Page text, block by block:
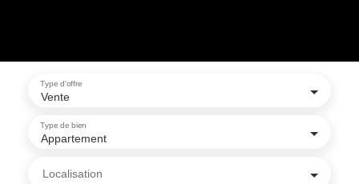
Vente
Type d'offre
Appartement
Type de bien
Localisation